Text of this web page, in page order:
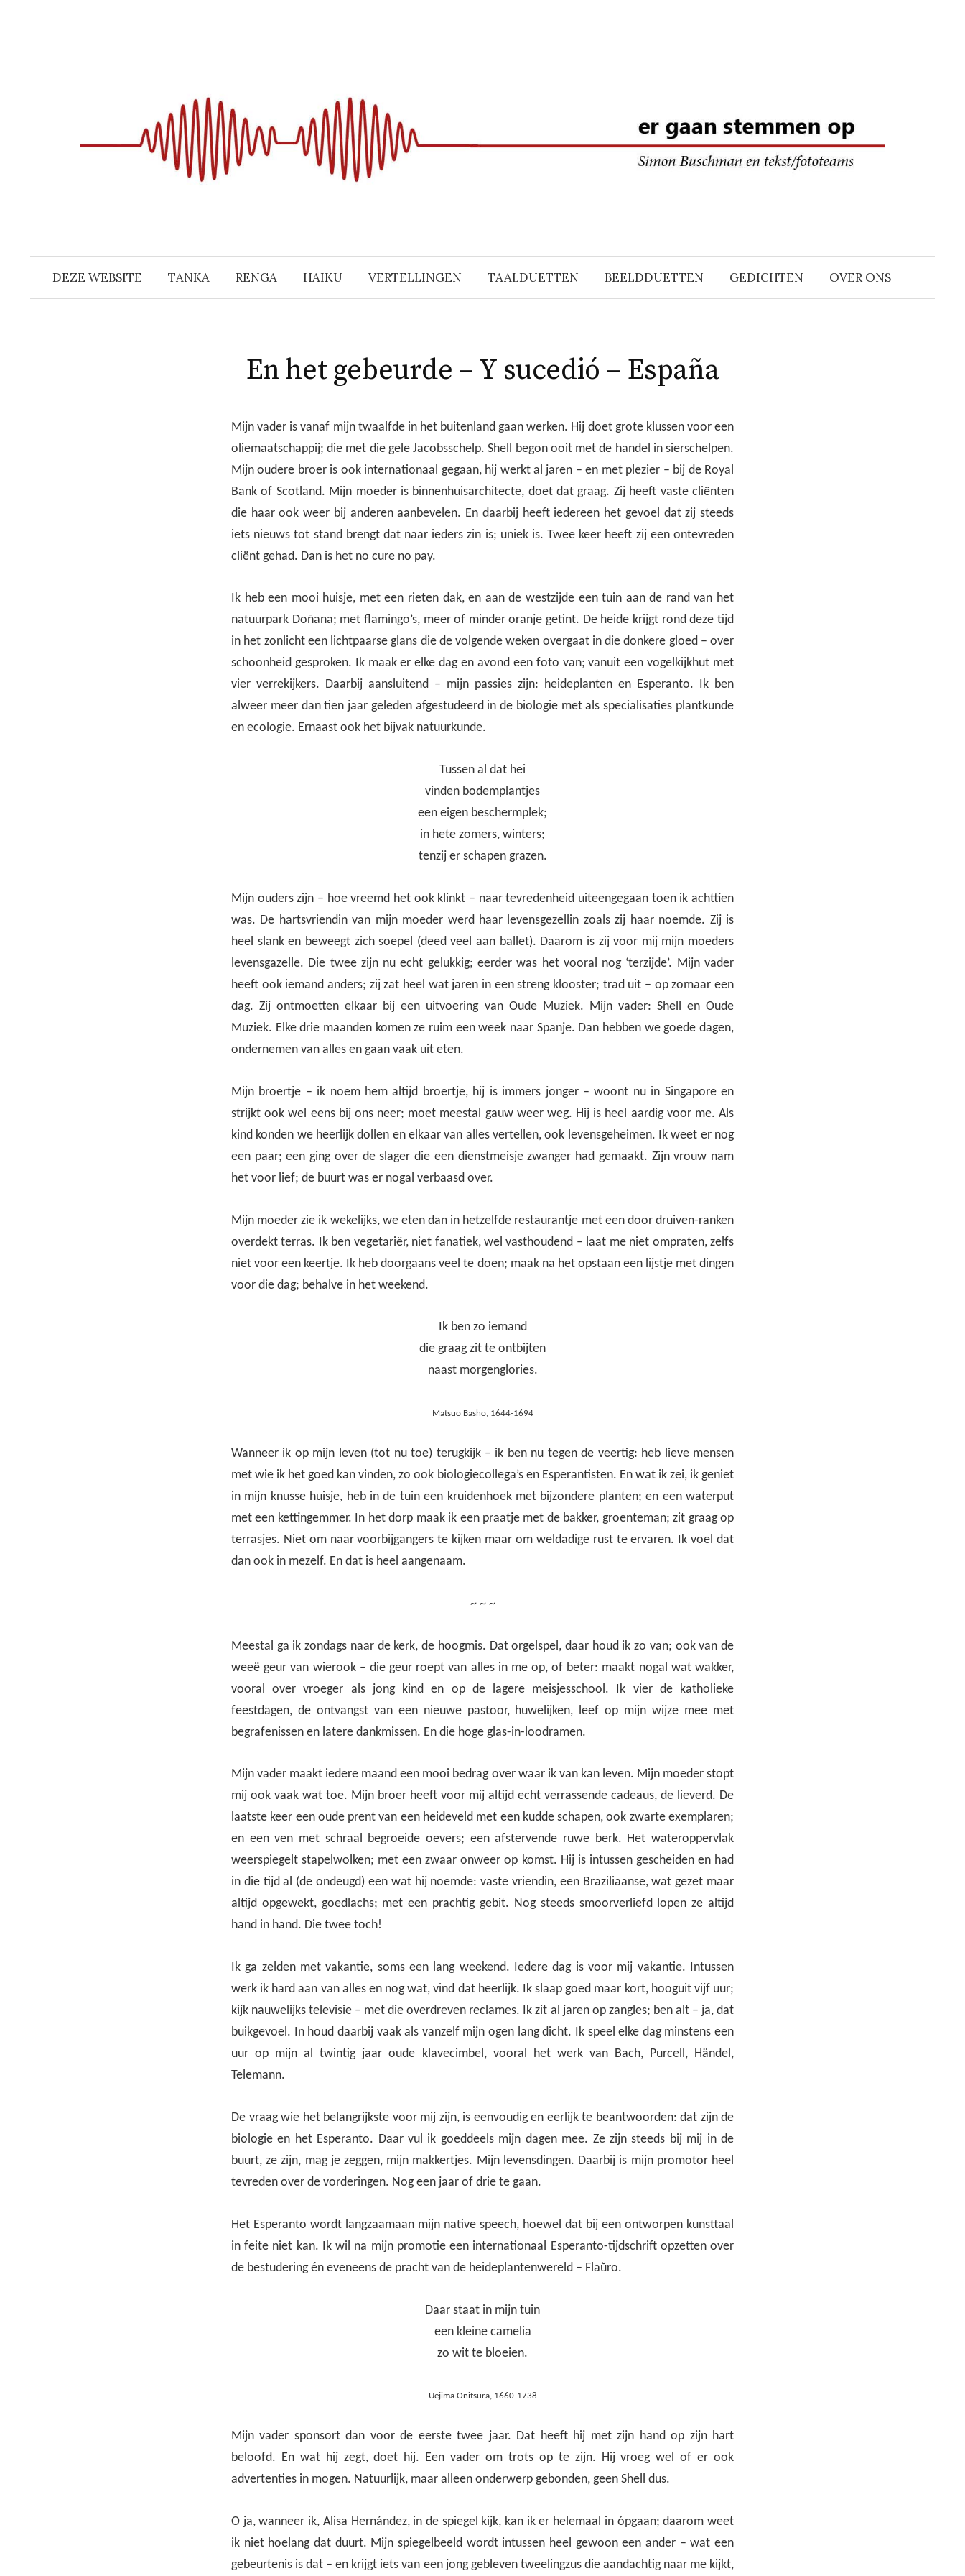
DEZE WEBSITE TANKA RENGA HAIKU VERTELLINGEN TAALDUETTEN BEELDDUETTEN GEDICHTEN OVER ONS
En het gebeurde – Y sucedió – España
Mijn vader is vanaf mijn twaalfde in het buitenland gaan werken. Hij doet grote klussen voor een
oliemaatschappij; die met die gele Jacobsschelp. Shell begon ooit met de handel in sierschelpen.
Mijn oudere broer is ook internationaal gegaan, hij werkt al jaren – en met plezier – bij de Royal
Bank of Scotland. Mijn moeder is binnenhuisarchitecte, doet dat graag. Zij heeft vaste cliënten
die haar ook weer bij anderen aanbevelen. En daarbij heeft iedereen het gevoel dat zij steeds
iets nieuws tot stand brengt dat naar ieders zin is; uniek is. Twee keer heeft zij een ontevreden
cliënt gehad. Dan is het no cure no pay.
Ik heb een mooi huisje, met een rieten dak, en aan de westzijde een tuin aan de rand van het
natuurpark Doñana; met flamingo’s, meer of minder oranje getint. De heide krijgt rond deze tijd
in het zonlicht een lichtpaarse glans die de volgende weken overgaat in die donkere gloed – over
schoonheid gesproken. Ik maak er elke dag en avond een foto van; vanuit een vogelkijkhut met
vier verrekijkers. Daarbij aansluitend – mijn passies zijn: heideplanten en Esperanto. Ik ben
alweer meer dan tien jaar geleden afgestudeerd in de biologie met als specialisaties plantkunde
en ecologie. Ernaast ook het bijvak natuurkunde.
Tussen al dat hei
vinden bodemplantjes
een eigen beschermplek;
in hete zomers, winters;
tenzij er schapen grazen.
Mijn ouders zijn – hoe vreemd het ook klinkt – naar tevredenheid uiteengegaan toen ik achttien
was. De hartsvriendin van mijn moeder werd haar levensgezellin zoals zij haar noemde. Zij is
heel slank en beweegt zich soepel (deed veel aan ballet). Daarom is zij voor mij mijn moeders
levensgazelle. Die twee zijn nu echt gelukkig; eerder was het vooral nog ‘terzijde’. Mijn vader
heeft ook iemand anders; zij zat heel wat jaren in een streng klooster; trad uit – op zomaar een
dag. Zij ontmoetten elkaar bij een uitvoering van Oude Muziek. Mijn vader: Shell en Oude
Muziek. Elke drie maanden komen ze ruim een week naar Spanje. Dan hebben we goede dagen,
ondernemen van alles en gaan vaak uit eten.
Mijn broertje – ik noem hem altijd broertje, hij is immers jonger – woont nu in Singapore en
strijkt ook wel eens bij ons neer; moet meestal gauw weer weg. Hij is heel aardig voor me. Als
kind konden we heerlijk dollen en elkaar van alles vertellen, ook levensgeheimen. Ik weet er nog
een paar; een ging over de slager die een dienstmeisje zwanger had gemaakt. Zijn vrouw nam
het voor lief; de buurt was er nogal verbaasd over.
Mijn moeder zie ik wekelijks, we eten dan in hetzelfde restaurantje met een door druiven-ranken
overdekt terras. Ik ben vegetariër, niet fanatiek, wel vasthoudend – laat me niet ompraten, zelfs
niet voor een keertje. Ik heb doorgaans veel te doen; maak na het opstaan een lijstje met dingen
voor die dag; behalve in het weekend.
Ik ben zo iemand
die graag zit te ontbijten
naast morgenglories.
Matsuo Basho, 1644-1694
Wanneer ik op mijn leven (tot nu toe) terugkijk – ik ben nu tegen de veertig: heb lieve mensen
met wie ik het goed kan vinden, zo ook biologiecollega’s en Esperantisten. En wat ik zei, ik geniet
in mijn knusse huisje, heb in de tuin een kruidenhoek met bijzondere planten; en een waterput
met een kettingemmer. In het dorp maak ik een praatje met de bakker, groenteman; zit graag op
terrasjes. Niet om naar voorbijgangers te kijken maar om weldadige rust te ervaren. Ik voel dat
dan ook in mezelf. En dat is heel aangenaam.
~ ~ ~
Meestal ga ik zondags naar de kerk, de hoogmis. Dat orgelspel, daar houd ik zo van; ook van de
weeë geur van wierook – die geur roept van alles in me op, of beter: maakt nogal wat wakker,
vooral over vroeger als jong kind en op de lagere meisjesschool. Ik vier de katholieke
feestdagen, de ontvangst van een nieuwe pastoor, huwelijken, leef op mijn wijze mee met
begrafenissen en latere dankmissen. En die hoge glas-in-loodramen.
Mijn vader maakt iedere maand een mooi bedrag over waar ik van kan leven. Mijn moeder stopt
mij ook vaak wat toe. Mijn broer heeft voor mij altijd echt verrassende cadeaus, de lieverd. De
laatste keer een oude prent van een heideveld met een kudde schapen, ook zwarte exemplaren;
en een ven met schraal begroeide oevers; een afstervende ruwe berk. Het wateroppervlak
weerspiegelt stapelwolken; met een zwaar onweer op komst. Hij is intussen gescheiden en had
in die tijd al (de ondeugd) een wat hij noemde: vaste vriendin, een Braziliaanse, wat gezet maar
altijd opgewekt, goedlachs; met een prachtig gebit. Nog steeds smoorverliefd lopen ze altijd
hand in hand. Die twee toch!
Ik ga zelden met vakantie, soms een lang weekend. Iedere dag is voor mij vakantie. Intussen
werk ik hard aan van alles en nog wat, vind dat heerlijk. Ik slaap goed maar kort, hooguit vijf uur;
kijk nauwelijks televisie – met die overdreven reclames. Ik zit al jaren op zangles; ben alt – ja, dat
buikgevoel. In houd daarbij vaak als vanzelf mijn ogen lang dicht. Ik speel elke dag minstens een
uur op mijn al twintig jaar oude klavecimbel, vooral het werk van Bach, Purcell, Händel,
Telemann.
De vraag wie het belangrijkste voor mij zijn, is eenvoudig en eerlijk te beantwoorden: dat zijn de
biologie en het Esperanto. Daar vul ik goeddeels mijn dagen mee. Ze zijn steeds bij mij in de
buurt, ze zijn, mag je zeggen, mijn makkertjes. Mijn levensdingen. Daarbij is mijn promotor heel
tevreden over de vorderingen. Nog een jaar of drie te gaan.
Het Esperanto wordt langzaamaan mijn native speech, hoewel dat bij een ontworpen kunsttaal
in feite niet kan. Ik wil na mijn promotie een internationaal Esperanto-tijdschrift opzetten over
de bestudering én eveneens de pracht van de heideplantenwereld – Flaŭro.
Daar staat in mijn tuin
een kleine camelia
zo wit te bloeien.
Uejima Onitsura, 1660-1738
Mijn vader sponsort dan voor de eerste twee jaar. Dat heeft hij met zijn hand op zijn hart
beloofd. En wat hij zegt, doet hij. Een vader om trots op te zijn. Hij vroeg wel of er ook
advertenties in mogen. Natuurlijk, maar alleen onderwerp gebonden, geen Shell dus.
O ja, wanneer ik, Alisa Hernández, in de spiegel kijk, kan ik er helemaal in ópgaan; daarom weet
ik niet hoelang dat duurt. Mijn spiegelbeeld wordt intussen heel gewoon een ander – wat een
gebeurtenis is dat – en krijgt iets van een jong gebleven tweelingzus die aandachtig naar me kijkt,